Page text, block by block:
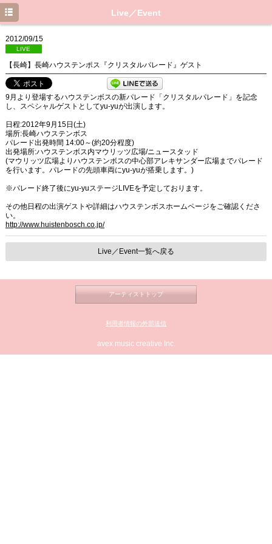
Live／Event
2012/09/15
LIVE
【長崎】長崎ハウステンポス『クリスタルパレード』ゲスト
9月より登場するハウステンボスの新パレード「クリスタルパレード」を記念
し、スペシャルゲストとしてyu-yuが出演します。
日程:2012年9月15日(土)
場所:長崎ハウステンボス
パレード出発時間 14:00～(約20分程度)
出発場所:ハウステンボス内マウリッツ広場/ニュースタッド
(マウリッツ広場よりハウステンボスの中心部アレキサンダー広場までパレード
を行います。パレードの先頭車両にyu-yuが搭乗します。)
※パレード終了後にyu-yuステージLIVEを予定しております。
その他日程の出演ゲストや詳細はハウステンボスホームページをご確認くださ
い。
http://www.huistenbosch.co.jp/
Live／Event一覧へ戻る
アーティストトップ
利用者情報の外部送信
avex music creative Inc.
News
Media
Profile
Discography
Movie
Blog